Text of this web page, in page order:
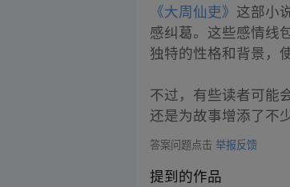
《大周仙吏》 这部小
感纠葛。这些感情线
独特的性格和背景，
不过，有些读者可能
还是为故事增添了不
答案问题点击举报反馈
提到的作品